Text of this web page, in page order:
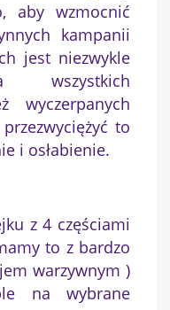
aby wzmocnić
kampanii
jest niezwykle
wszystkich
wyczerpanych
to
i osłabienie.
z 4 częściami
to z bardzo
warzywnym )
na wybrane